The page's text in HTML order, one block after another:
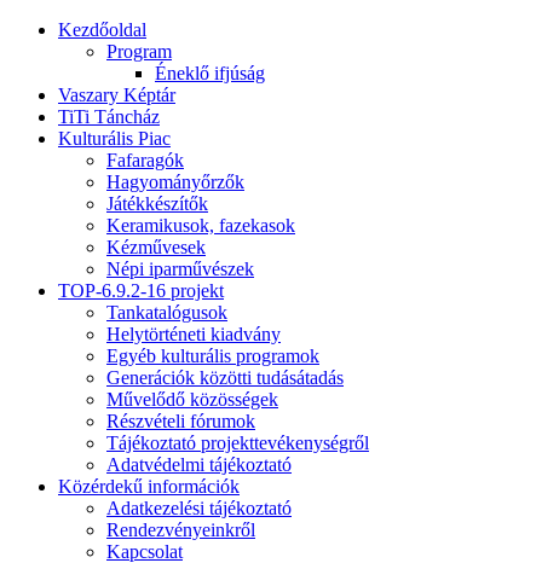
Kezdőoldal
Program
Éneklő ifjúság
Vaszary Képtár
TiTi Táncház
Kulturális Piac
Fafaragók
Hagyományőrzők
Játékkészítők
Keramikusok, fazekasok
Kézművesek
Népi iparművészek
TOP-6.9.2-16 projekt
Tankatalógusok
Helytörténeti kiadvány
Egyéb kulturális programok
Generációk közötti tudásátadás
Művelődő közösségek
Részvételi fórumok
Tájékoztató projekttevékenységről
Adatvédelmi tájékoztató
Közérdekű információk
Adatkezelési tájékoztató
Rendezvényeinkről
Kapcsolat